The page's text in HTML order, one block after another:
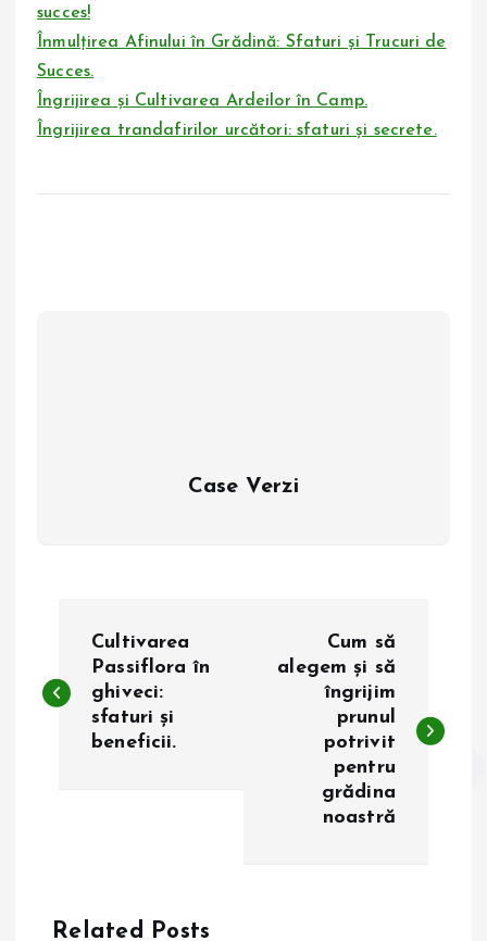
succes!
Înmulțirea Afinului în Grădină: Sfaturi și Trucuri de
Succes.
Îngrijirea și Cultivarea Ardeilor în Camp.
Îngrijirea trandafirilor urcători: sfaturi și secrete.
Case Verzi
a
Cultivarea
Passiflora în
ghiveci:
sfaturi și
beneficii.
Cum să
alegem și să
îngrijim
prunul
potrivit
pentru
grădina
noastră
Related Posts